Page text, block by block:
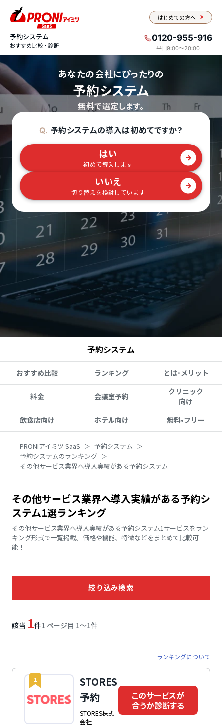
はじめての方へ
予約システム
おすすめ比較・診断
0120-955-916
平日9:00〜20:00
あなたの会社にぴったりの
予約システム
無料で選定します。
Q. 予約システムの導入は初めてですか？
はい
初めて導入します
いいえ
切り替えを検討しています
予約システム
おすすめ比較 ランキング とは･メリット
料金 会議室予約
クリニック
向け
飲食店向け
ホテル向け 無料•フリー
PRONIアイミツ SaaS
予約システム
予約システムのランキング
その他サービス業界へ導入実績がある予約システム
その他サービス業界へ導入実績がある予約シ
ステム1選ランキング
その他サービス業界へ導入実績がある予約システム1サービスをラン
キング形式で一覧掲載。価格や機能、特徴などをまとめて比較可
能！
絞り込み検索
該当 1件1 ページ目 1〜1件
ランキングについて
1
STORES
予約
STORES株式
会社
このサービスが
合うか診断する